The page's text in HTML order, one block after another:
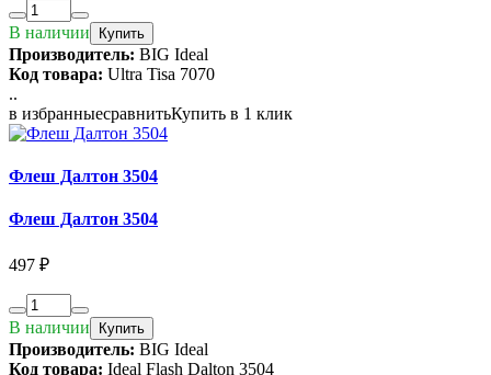
В наличии Купить
Производитель: BIG Ideal
Код товара: Ultra Tisa 7070
..
в избранныесравнитьКупить в 1 клик
Флеш Далтон 3504
Флеш Далтон 3504
497 ₽
В наличии Купить
Производитель: BIG Ideal
Код товара: Ideal Flash Dalton 3504